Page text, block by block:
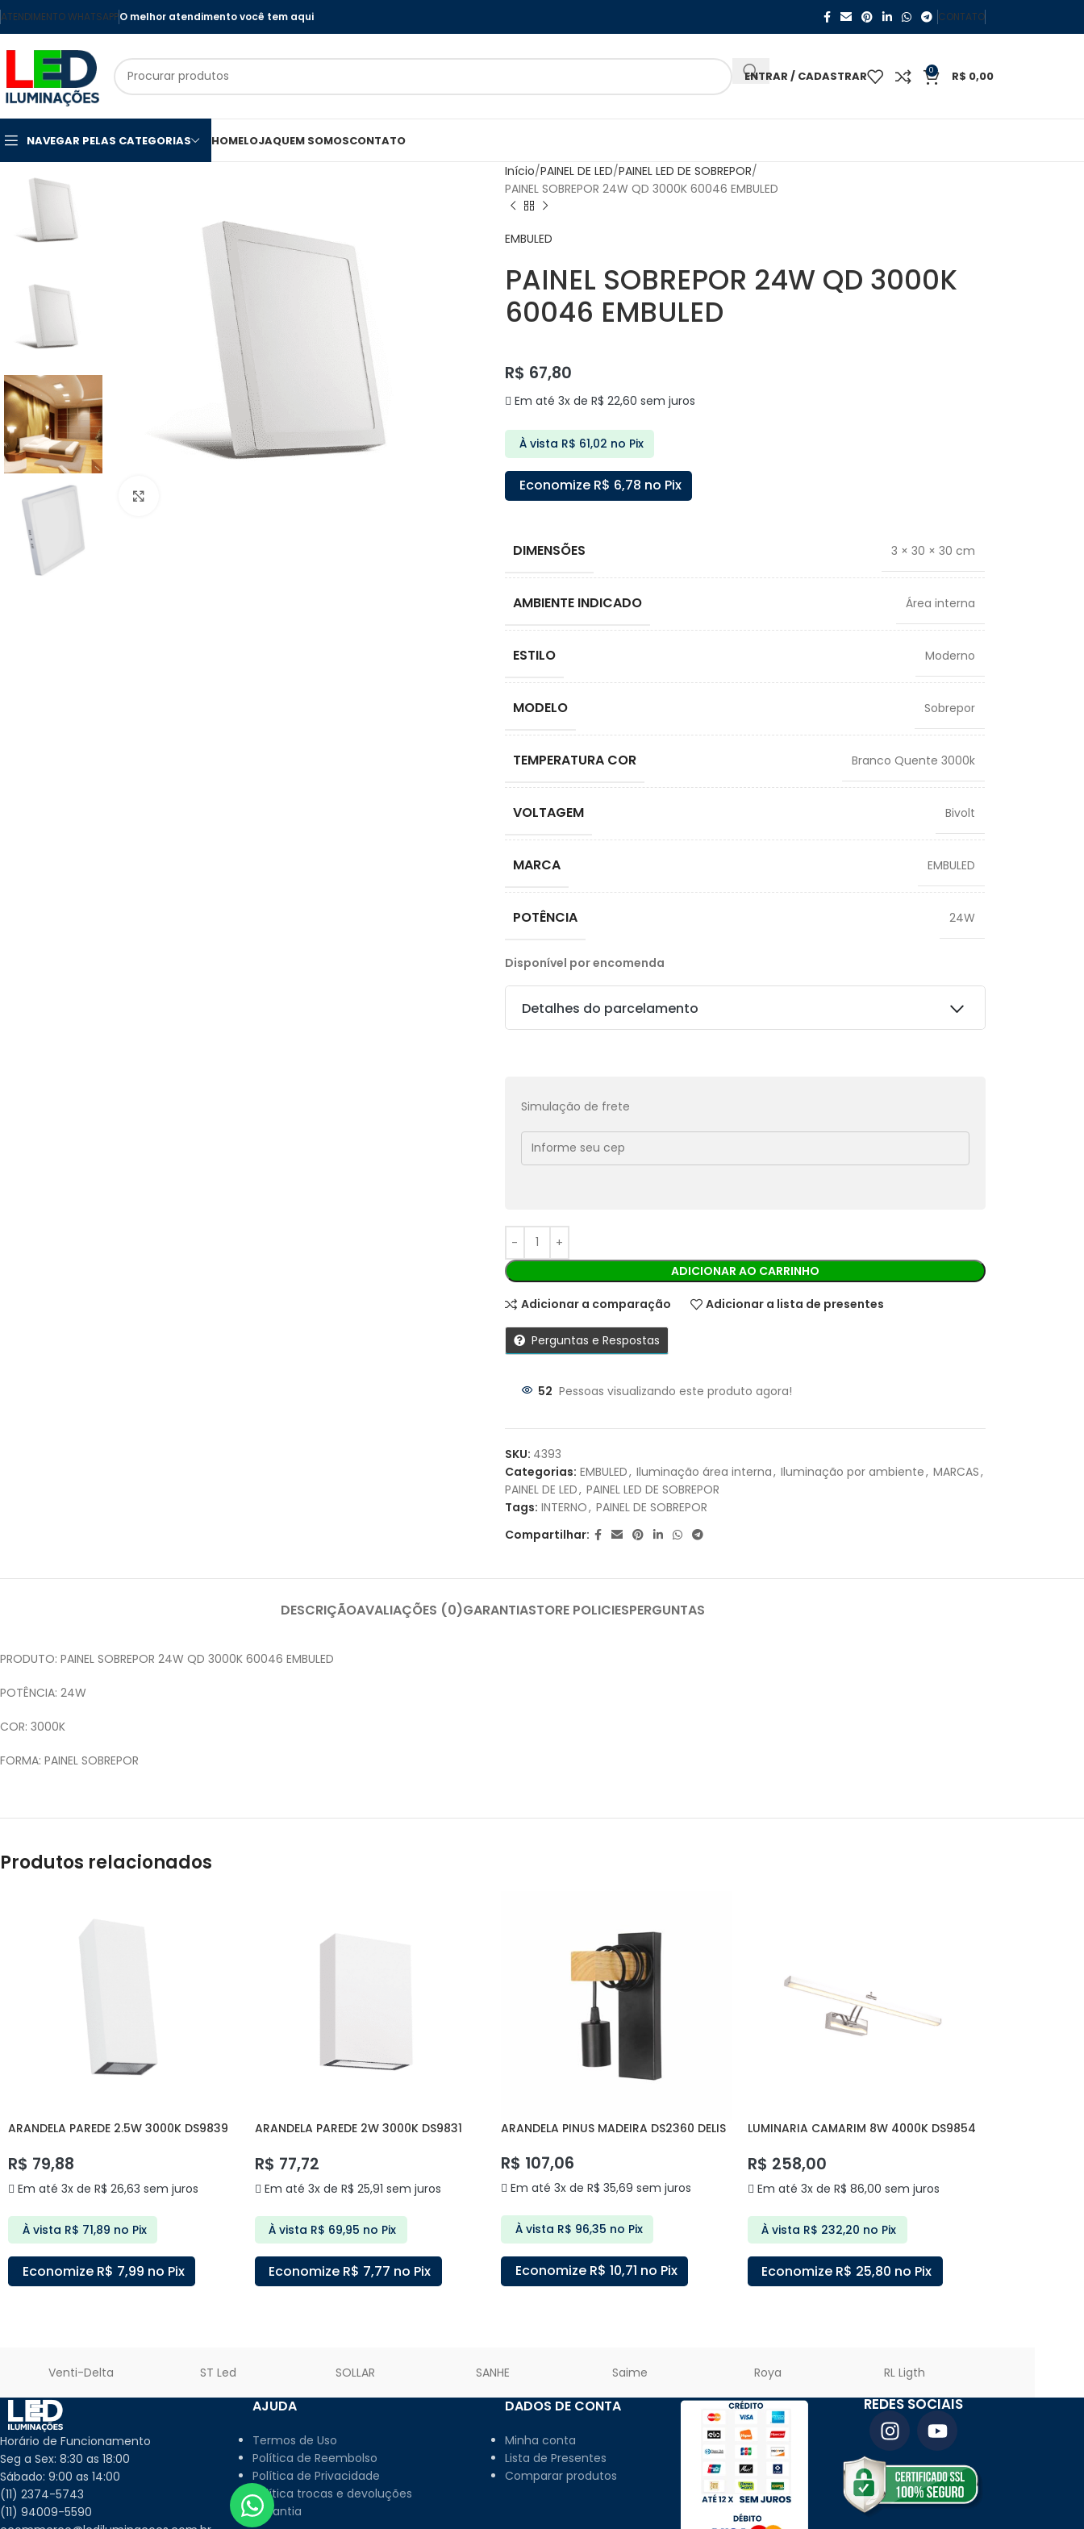
ATENDIMENTO WHATSAPPO melhor atendimento você tem aqui CONTATO
ENTRAR / CADASTRAR 0 R$ 0,00
NAVEGAR PELAS CATEGORIAS HOMELOJAQUEM SOMOSCONTATO
Início PAINEL DE LED PAINEL LED DE SOBREPOR
PAINEL SOBREPOR 24W QD 3000K 60046 EMBULED
EMBULED
PAINEL SOBREPOR 24W QD 3000K
60046 EMBULED
R$ 67,80
Em até 3x de R$ 22,60 sem juros
À vista R$ 61,02 no Pix
Economize R$ 6,78 no Pix
DIMENSÕES 3 × 30 × 30 cm
AMBIENTE INDICADO Área interna
ESTILO Moderno
MODELO Sobrepor
TEMPERATURA COR Branco Quente 3000k
VOLTAGEM Bivolt
MARCA EMBULED
POTÊNCIA 24W
Disponível por encomenda
Detalhes do parcelamento
Ao finalizar sua compra você receberá os detalhes para realizar o pagamento.
1X DE
2X DER$ 33,90 SEM JUROS
3X DE 22,60 SEM JUROS
Simulação de frete
ADICIONAR AO CARRINHO
Adicionar a comparação Adicionar a lista de presentes
Perguntas e Respostas
52 Pessoas visualizando este produto agora!
SKU: 4393
Categorias: EMBULED, Iluminação área interna, Iluminação por ambiente, MARCAS,
PAINEL DE LED, PAINEL LED DE SOBREPOR
Tags: INTERNO, PAINEL DE SOBREPOR
Compartilhar:
DESCRIÇÃOAVALIAÇÕES (0)GARANTIASTORE POLICIESPERGUNTAS
PRODUTO: PAINEL SOBREPOR 24W QD 3000K 60046 EMBULED
POTÊNCIA: 24W
COR: 3000K
FORMA: PAINEL SOBREPOR
Produtos relacionados
ARANDELA PAREDE 2.5W 3000K DS9839
R$ 79,88
Em até 3x de R$ 26,63 sem juros
À vista R$ 71,89 no Pix
Economize R$ 7,99 no Pix
ARANDELA PAREDE 2W 3000K DS9831
R$ 77,72
Em até 3x de R$ 25,91 sem juros
À vista R$ 69,95 no Pix
Economize R$ 7,77 no Pix
ARANDELA PINUS MADEIRA DS2360 DELIS
R$ 107,06
Em até 3x de R$ 35,69 sem juros
À vista R$ 96,35 no Pix
Economize R$ 10,71 no Pix
LUMINARIA CAMARIM 8W 4000K DS9854
R$ 258,00
Em até 3x de R$ 86,00 sem juros
À vista R$ 232,20 no Pix
Economize R$ 25,80 no Pix
Venti-Delta ST Led SOLLAR SANHE Saime Roya RL Ligth
Horário de Funcionamento
Seg a Sex: 8:30 as 18:00
Sábado: 9:00 as 14:00
(11) 2374-5743
(11) 94009-5590
AJUDA
Termos de Uso
Política de Reembolso
Política de Privacidade
Política trocas e devoluções
Garantia
DADOS DE CONTA
Minha conta
Lista de Presentes
Comparar produtos
REDES SOCIAIS